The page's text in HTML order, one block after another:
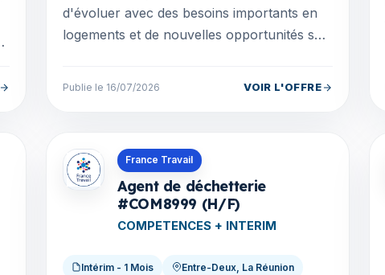
d'évoluer avec des besoins importants en
logements et de nouvelles opportunités sur
Publie le 16/07/2026 VOIR L'OFFRE
France Travail
Agent de déchetterie
#COM8999 (H/F)
COMPETENCES + INTERIM
Intérim - 1 Mois Entre-Deux, La Réunion
Offres en La Réunion